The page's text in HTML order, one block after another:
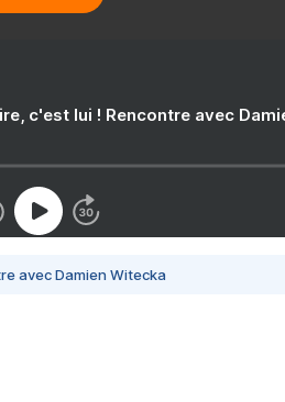
c'est lui ! Rencontre avec
avec Damien Witecka